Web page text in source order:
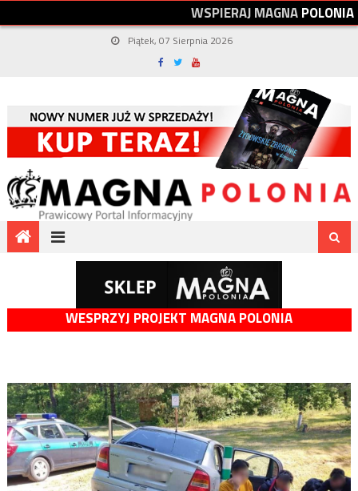
WSPIERAJMAGNAPOLONIA
Piątek, 07 Sierpnia 2026
WESPRZYJ PROJEKT MAGNA POLONIA